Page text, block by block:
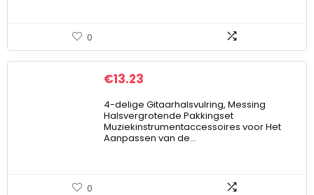
0
€13.23
4-delige Gitaarhalsvulring, Messing
Halsvergrotende Pakkingset
Muziekinstrumentaccessoires voor Het
Aanpassen van de…
0